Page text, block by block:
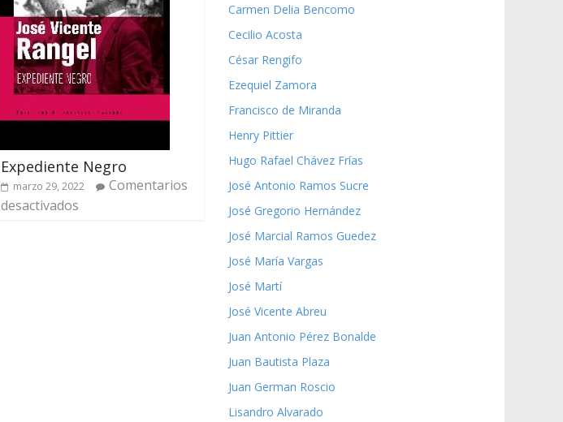
Expediente Negro
marzo 29, 2022
Comentarios
desactivados
Carmen Delia Bencomo
Cecilio Acosta
César Rengifo
Ezequiel Zamora
Francisco de Miranda
Henry Pittier
Hugo Rafael Chávez Frías
José Antonio Ramos Sucre
José Gregorio Hernández
José Marcial Ramos Guedez
José María Vargas
José Martí
José Vicente Abreu
Juan Antonio Pérez Bonalde
Juan Bautista Plaza
Juan German Roscio
Lisandro Alvarado